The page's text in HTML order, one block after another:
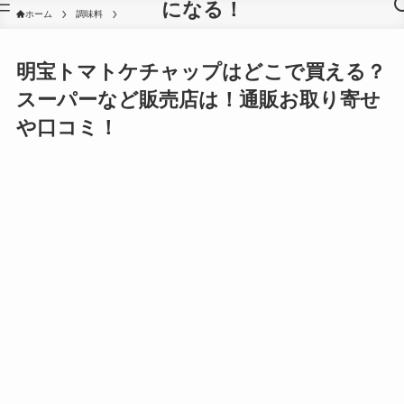
になる！
ホーム 調味料
明宝トマトケチャップはどこで買える？
スーパーなど販売店は！通販お取り寄せ
や口コミ！